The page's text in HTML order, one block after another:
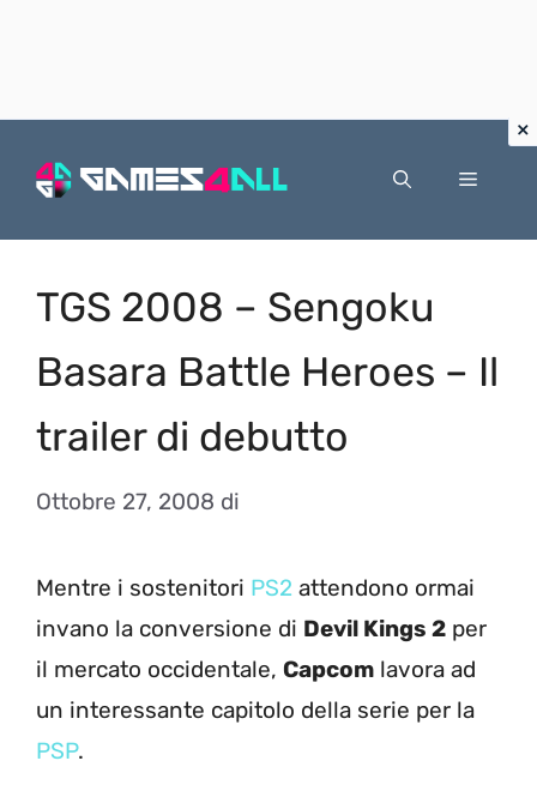
Menu
TGS 2008 – Sengoku
Basara Battle Heroes – Il
trailer di debutto
Ottobre 27, 2008 di
Mentre i sostenitori PS2 attendono ormai
invano la conversione di Devil Kings 2 per
il mercato occidentale, Capcom lavora ad
un interessante capitolo della serie per la
PSP.